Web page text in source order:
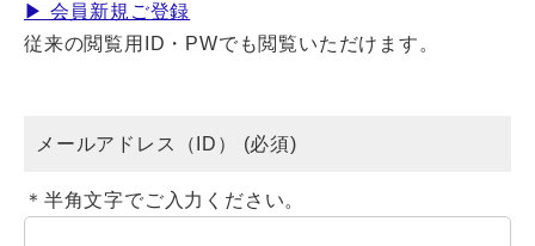
▶ 会員新規ご登録
従来の閲覧用ID・PWでも閲覧いただけます。
メールアドレス（ID） (必須)
＊半角文字でご入力ください。